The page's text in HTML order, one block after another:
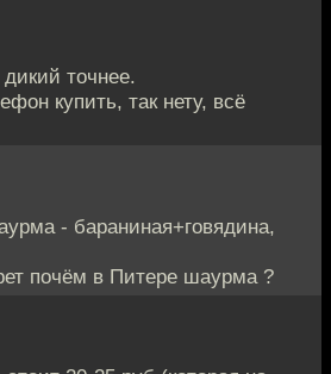
точнее.
купить, так нету, всё
- бараниная+говядина,
почём в Питере шаурма ?